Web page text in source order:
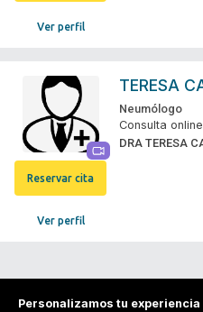
Ver perfil
Ver perfil
Reservar cita
TERESA
Neumólogo
Consulta
DRA TERESA
Personalizamos tu experiencia